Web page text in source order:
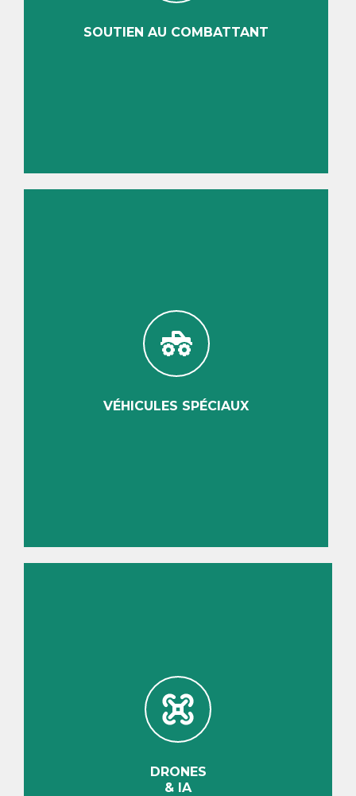
SOUTIEN AU COMBATTANT
VÉHICULES SPÉCIAUX
VÉHICULES SPÉCIAUX
DRONES
& IA
DRONES
& IA
Découvrir